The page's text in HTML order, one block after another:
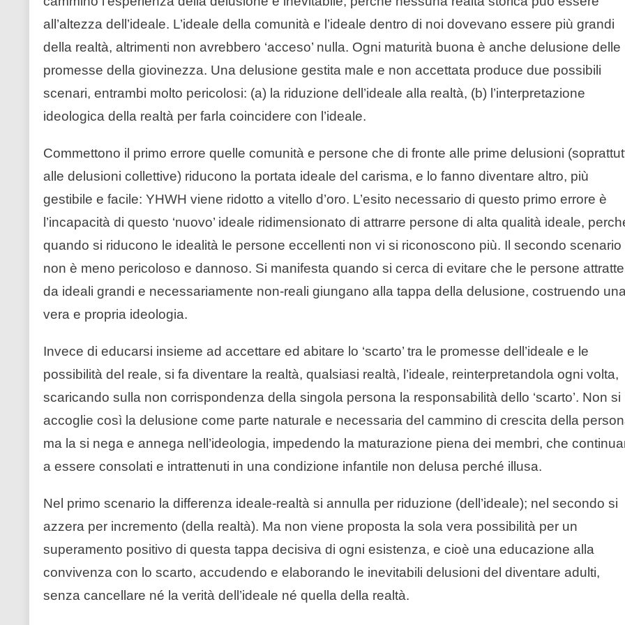
all’altezza dell’ideale. L’ideale della comunità e l’ideale dentro di noi dovevano essere più grandi
della realtà, altrimenti non avrebbero ‘acceso’ nulla. Ogni maturità buona è anche delusione delle
promesse della giovinezza. Una delusione gestita male e non accettata produce due possibili
scenari, entrambi molto pericolosi: (a) la riduzione dell’ideale alla realtà, (b) l’interpretazione
ideologica della realtà per farla coincidere con l’ideale.
Commettono il primo errore quelle comunità e persone che di fronte alle prime delusioni
alle delusioni collettive) riducono la portata ideale del carisma, e lo fanno diventare altro, più
gestibile e facile: YHWH viene ridotto a vitello d’oro. L’esito necessario di questo primo errore è
l’incapacità di questo ‘nuovo’ ideale ridimensionato di attrarre persone di alta qualità ideale,
quando si riducono le idealità le persone eccellenti non vi si riconoscono più. Il secondo scenario
non è meno pericoloso e dannoso. Si manifesta quando si cerca di evitare che le persone attratte
da ideali grandi e necessariamente non-reali giungano alla tappa della delusione, costruendo una
vera e propria ideologia.
Invece di educarsi insieme ad accettare ed abitare lo ‘scarto’ tra le promesse dell’ideale e le
possibilità del reale, si fa diventare la realtà, qualsiasi realtà, l’ideale, reinterpretandola ogni volta,
scaricando sulla non corrispondenza della singola persona la responsabilità dello ‘scarto’. Non si
accoglie così la delusione come parte naturale e necessaria del cammino di crescita della
ma la si nega e annega nell’ideologia, impedendo la maturazione piena dei membri, che
a essere consolati e intrattenuti in una condizione infantile non delusa perché illusa.
Nel primo scenario la differenza ideale-realtà si annulla per riduzione (dell’ideale); nel secondo si
azzera per incremento (della realtà). Ma non viene proposta la sola vera possibilità per un
superamento positivo di questa tappa decisiva di ogni esistenza, e cioè una educazione alla
convivenza con lo scarto, accudendo e elaborando le inevitabili delusioni del diventare adulti,
senza cancellare né la verità dell’ideale né quella della realtà.